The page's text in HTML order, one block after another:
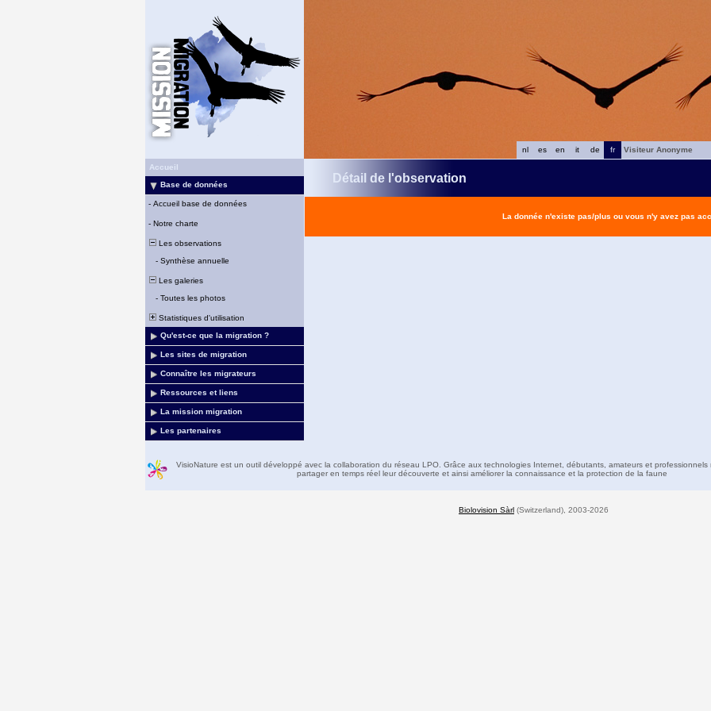
fr
de
it
en
es
nl
Visiteur Anonyme
Accueil
Base de données
- Accueil base de données
- Notre charte
Les observations
- Synthèse annuelle
Les galeries
- Toutes les photos
Statistiques d'utilisation
Qu'est-ce que la migration ?
Les sites de migration
Connaître les migrateurs
Ressources et liens
La mission migration
Les partenaires
Détail de l'observation
La donnée n'existe pas/plus ou vous n'y avez pas
VisioNature est un outil développé avec la collaboration du réseau LPO. Grâce aux technologies Internet, débutants, amateurs et professionnels
partager en temps réel leur découverte et ainsi améliorer la connaissance et la protection de la faune
Biolovision Sàrl (Switzerland), 2003-2026